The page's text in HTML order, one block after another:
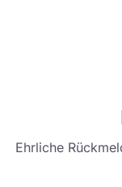
Ehrliche